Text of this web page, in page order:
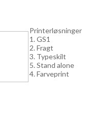
Printerløsninger
1. GS1
2. Fragt
3. Typeskilt
5. Stand alone
4. Farveprint